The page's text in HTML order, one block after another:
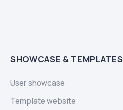
SHOWCASE & TEMPLATES
User showcase
Template website